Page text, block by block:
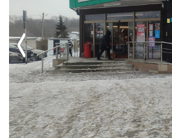
Previous